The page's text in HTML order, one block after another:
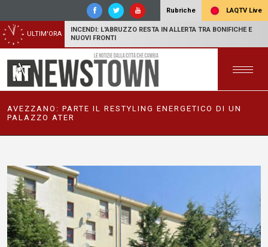
Rubriche LAQTV Live
ULTIM'ORA
INCENDI: L'ABRUZZO RESTA IN ALLERTA TRA BONIFICHE E
NUOVI FRONTI
AVEZZANO: PARTE IL RESTYLING ENERGETICO DI UN
PALAZZO ATER